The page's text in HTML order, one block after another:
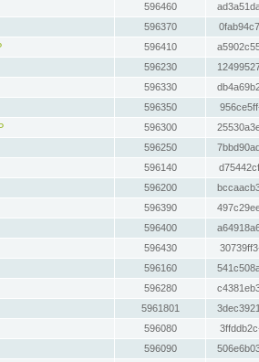
596460
596370
596410
596230
596330
596350
596300
596250
596140
596200
596390
596400
596430
596160
596280
5961801
596080
596090